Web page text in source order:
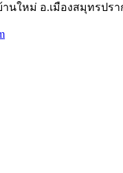
นใหม่ อ.เมืองสมุทรปร